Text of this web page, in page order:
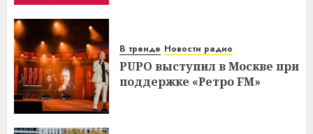
В тренде Новости радио
PUPO выступил в Москве при
поддержке «Ретро FM»